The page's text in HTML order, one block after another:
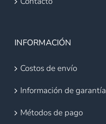
INFORMACIÓN
Costos de envío
Información de garantía
Métodos de pago